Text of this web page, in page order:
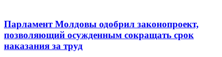
Парламент Молдовы одобрил законопроект,
позволяющий осужденным сокращать срок
наказания за труд